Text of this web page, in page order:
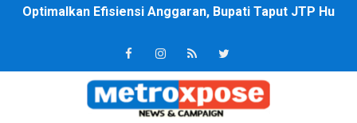
PT ASDP Cabang Ambon Siap Dukung Program Bank
Saadiah Uluputty Buka Pekan Olahraga HUT ke-81 RI
4 Dokter Asal Nias Barat Lulus PPDS di FK USU,